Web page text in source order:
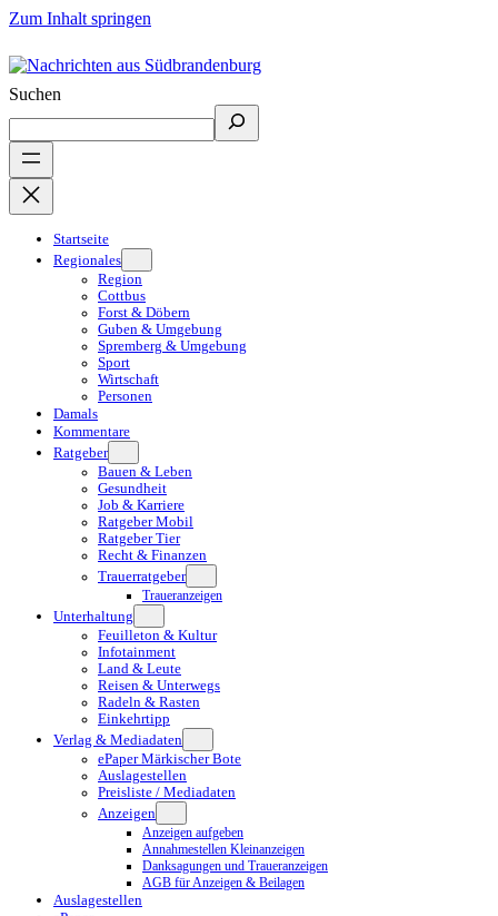
Zum Inhalt springen
Suchen
Startseite
Regionales
Region
Cottbus
Forst & Döbern
Guben & Umgebung
Spremberg & Umgebung
Sport
Wirtschaft
Personen
Damals
Kommentare
Ratgeber
Bauen & Leben
Gesundheit
Job & Karriere
Ratgeber Mobil
Ratgeber Tier
Recht & Finanzen
Trauerratgeber
Traueranzeigen
Unterhaltung
Feuilleton & Kultur
Infotainment
Land & Leute
Reisen & Unterwegs
Radeln & Rasten
Einkehrtipp
Verlag & Mediadaten
ePaper Märkischer Bote
Auslagestellen
Preisliste / Mediadaten
Anzeigen
Anzeigen aufgeben
Annahmestellen Kleinanzeigen
Danksagungen und Traueranzeigen
AGB für Anzeigen & Beilagen
Auslagestellen